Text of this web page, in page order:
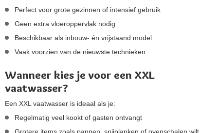
Perfect voor grote gezinnen of intensief gebruik
Geen extra vloeroppervlak nodig
Beschikbaar als inbouw- én vrijstaand model
Vaak voorzien van de nieuwste technieken
Wanneer kies je voor een XXL
vaatwasser?
Een XXL vaatwasser is ideaal als je:
Regelmatig veel kookt of gasten ontvangt
Grotere items zoals pannen, snijplanken of ovenschalen wilt